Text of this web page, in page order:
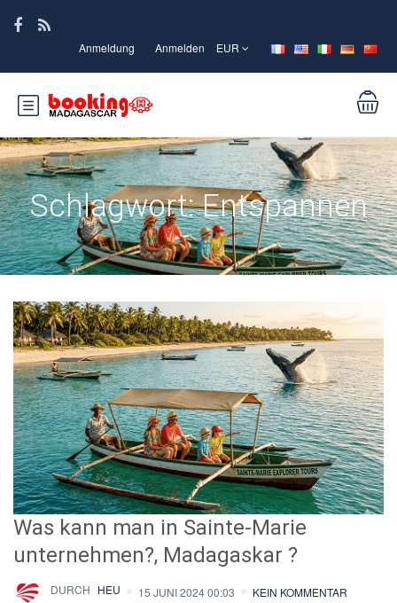
Anmeldung Anmelden EUR
Schlagwort:Entspannen
Was kann man in Sainte-Marie
unternehmen?, Madagaskar ?
DURCH HEU 15 JUNI 2024 00:03 KEIN KOMMENTAR